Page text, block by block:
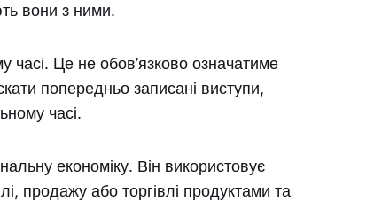
вони з ними.
часі. Це не обов’язково означатиме
попередньо записані виступи,
часі.
економіку. Він використовує
продажу або торгівлі продуктами та